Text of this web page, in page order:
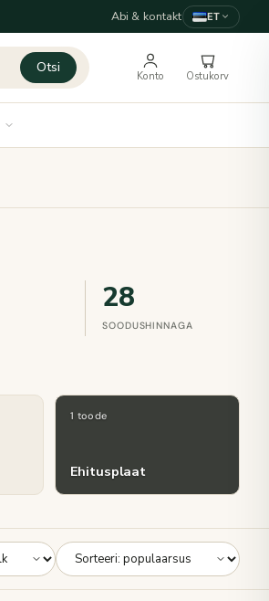
Abi & kontakt ET
Otsi
Konto Ostukorv
28
SOODUSHINNAGA
1 toode
Ehitusplaat